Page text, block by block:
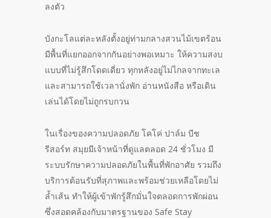
ลงตัว
บังกะโลแต่ละหลังตั้งอยู่ท่ามกลางสวนไม้เขตร้อน
มีพื้นที่แยกออกจากกันอย่างพอเหมาะ ให้ความสงบ
แบบที่ไม่รู้สึกโดดเดี่ยว ทุกหลังอยู่ไม่ไกลจากทะเล
และสามารถใช้เวลานั่งพัก อ่านหนังสือ หรือเดิน
เล่นได้โดยไม่ถูกรบกวน
ในเรื่องของความปลอดภัย โคโค่ ปาล์ม บีช
รีสอร์ท สมุยมีเจ้าหน้าที่ดูแลตลอด 24 ชั่วโมง มี
ระบบรักษาความปลอดภัยในพื้นที่พักอาศัย รวมถึง
บริการต้อนรับที่สุภาพและพร้อมช่วยเหลือโดยไม่
ล้ำเส้น ทำให้ผู้เข้าพักรู้สึกมั่นใจตลอดการพักผ่อน
ซึ่งสอดคล้องกับมาตรฐานของ Safe Stay